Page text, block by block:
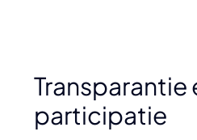
Transparantie
participatie